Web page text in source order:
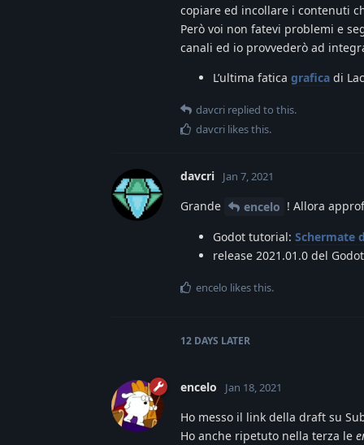
copiare ed incollare i contenuti
Però voi non fatevi problemi e
canali ed io provvederò ad
L’ultima fatica grafica di
davcri replied to this.
davcri likes this.
davcri Jan 7, 2021
Grande encelo ! Allora
Godot tutorial: Schermate
release 2021.01.0 del
encelo likes this.
12 DAYS LATER
encelo Jan 18, 2021
Ho messo il link della draft su
Ho anche ripetuto nella terza le